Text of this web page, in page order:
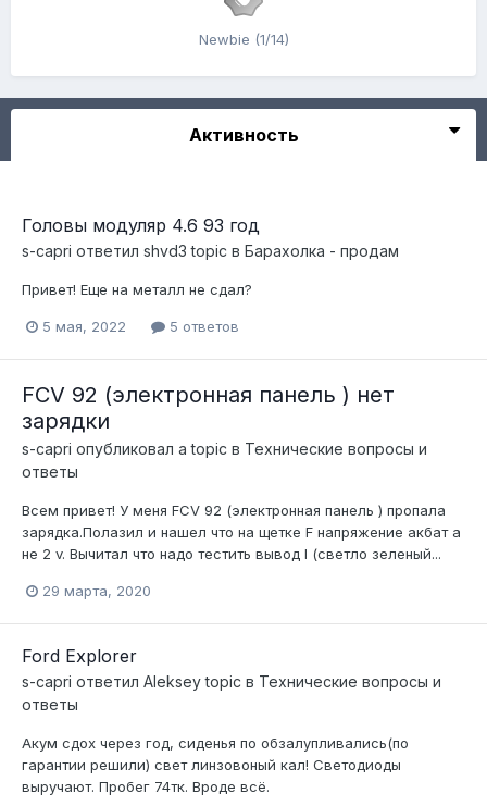
Newbie (1/14)
Активность
Головы модуляр 4.6 93 год
s-capri ответил shvd3 topic в Барахолка - продам
Привет! Еще на металл не сдал?
5 мая, 2022 5 ответов
FCV 92 (электронная панель ) нет
зарядки
s-capri опубликовал a topic в Технические вопросы и
ответы
Всем привет! У меня FCV 92 (электронная панель ) пропала
зарядка.Полазил и нашел что на щетке F напряжение акбат а
не 2 v. Вычитал что надо тестить вывод I (светло зеленый...
29 марта, 2020
Ford Explorer
s-capri ответил Alekseytopic в Технические вопросы и
ответы
Акум сдох через год, сиденья по обзалупливались(по
гарантии решили) свет линзовоный кал! Светодиоды
выручают. Пробег 74тк. Вроде всё.